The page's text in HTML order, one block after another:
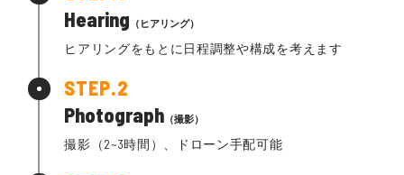
Hearing （ヒアリング）
ヒアリングをもとに日程調整や構成を考えます
Photograph （撮影）
撮影（2~3時間）、ドローン手配可能